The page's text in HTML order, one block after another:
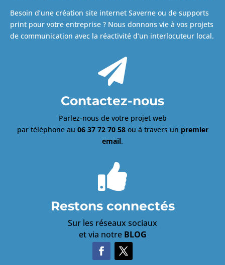
Besoin d’une création site internet Saverne ou de supports
print pour votre entreprise ? Nous donnons vie à vos projets
de communication avec la réactivité d’un interlocuteur local.

Contactez-nous
Parlez-nous de votre projet web
par téléphone au 06 37 72 70 58ou à travers un premier
email.

Restons connectés
Sur les réseaux sociaux
et via notre BLOG